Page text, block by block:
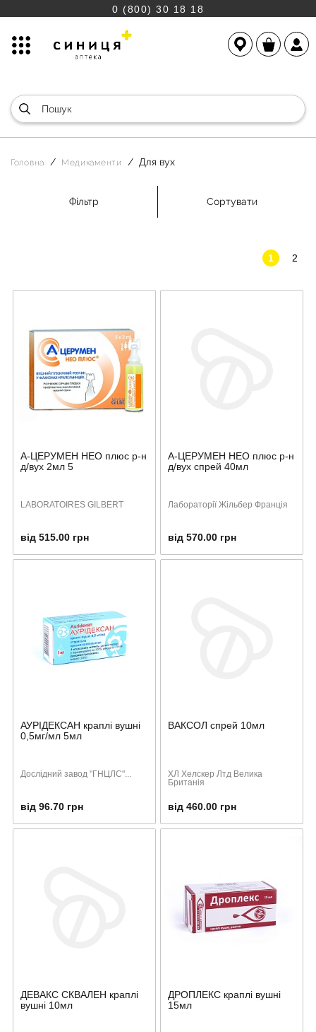
0 (800) 30 18 18
Головна Медикаменти Для вух
Фільтр Сортувати
1 2
А-ЦЕРУМЕН НЕО плюс р-н
д/вух 2мл 5
LABORATOIRES GILBERT
від 515.00 грн
А-ЦЕРУМЕН НЕО плюс р-н
д/вух спрей 40мл
Лабораторії Жільбер Франція
від 570.00 грн
АУРІДЕКСАН краплі вушні
0,5мг/мл 5мл
Дослідний завод "ГНЦЛС"...
від 96.70 грн
ВАКСОЛ спрей 10мл
ХЛ Хелскер Лтд Велика
Британія
від 460.00 грн
ДЕВАКС СКВАЛЕН краплі
вушні 10мл
ДРОПЛЕКС краплі вушні
15мл